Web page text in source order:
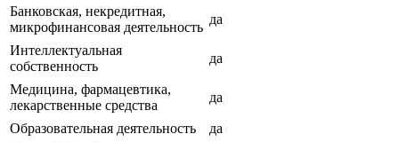
Банковская, некредитная,
микрофинансовая деятельность
да
Интеллектуальная
собственность
да
Медицина, фармацевтика,
лекарственные средства
да
Образовательная деятельность
да